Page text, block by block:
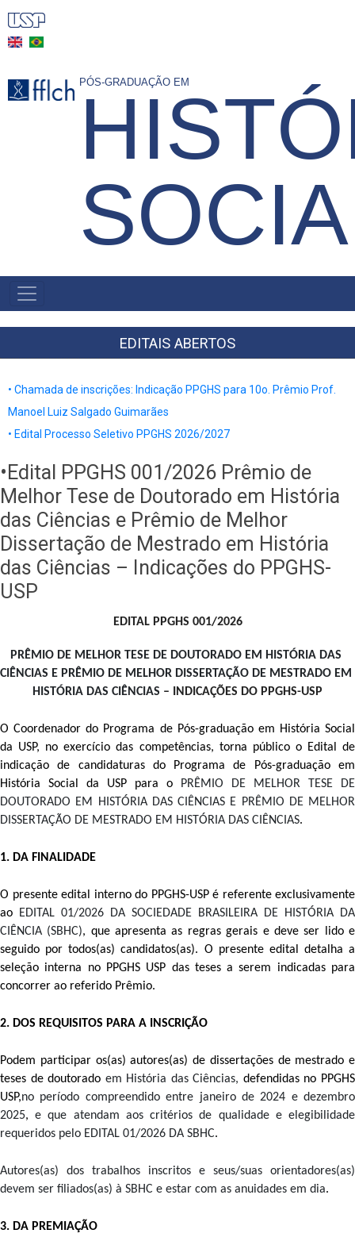
Pular
conteúdo
principal
PÓS-GRADUAÇÃO EM
MAIN
NAVIGATION
-
EDITAIS ABERTOS
• Chamada de inscrições: Indicação PPGHS para 10o. Prêmio Prof.
Manoel Luiz Salgado Guimarães
• Edital Processo Seletivo PPGHS 2026/2027
•Edital PPGHS 001/2026 Prêmio de
Melhor Tese de Doutorado em História
das Ciências e Prêmio de Melhor
Dissertação de Mestrado em História
das Ciências – Indicações do PPGHS-
USP
EDITAL PPGHS 001/2026
PRÊMIO DE MELHOR TESE DE DOUTORADO EM HISTÓRIA DAS
CIÊNCIAS E PRÊMIO DE MELHOR DISSERTAÇÃO DE MESTRADO EM
HISTÓRIA DAS CIÊNCIAS – INDICAÇÕES DO PPGHS-USP
O Coordenador do Programa de Pós-graduação em História Social
da USP, no exercício das competências, torna público o Edital de
indicação de candidaturas do Programa de Pós-graduação em
História Social da USP para o
PRÊMIO DE MELHOR TESE DE
DOUTORADO EM HISTÓRIA DAS CIÊNCIAS E PRÊMIO DE MELHOR
DISSERTAÇÃO DE MESTRADO EM HISTÓRIA DAS CIÊNCIAS.
1. DA FINALIDADE
O presente edital interno do PPGHS-USP é referente exclusivamente
ao
EDITAL 01/2026 DA SOCIEDADE BRASILEIRA DE HISTÓRIA DA
CIÊNCIA (SBHC), que apresenta as regras gerais e deve ser lido e
seguido por todos(as) candidatos(as). O presente edital detalha a
seleção interna no PPGHS USP das teses a serem indicadas para
concorrer ao referido Prêmio.
2. DOS REQUISITOS PARA A INSCRIÇÃO
Podem participar os(as) autores(as) de dissertações de mestrado e
teses de doutorado em História das Ciências, defendidas no PPGHS
USP,no período compreendido entre janeiro de 2024 e dezembro
2025, e que atendam aos critérios de qualidade e elegibilidade
requeridos pelo EDITAL 01/2026 DA SBHC.
Autores(as) dos trabalhos inscritos e seus/suas orientadores(as)
devem ser filiados(as) à SBHC e estar com as anuidades em dia.
3. DA PREMIAÇÃO